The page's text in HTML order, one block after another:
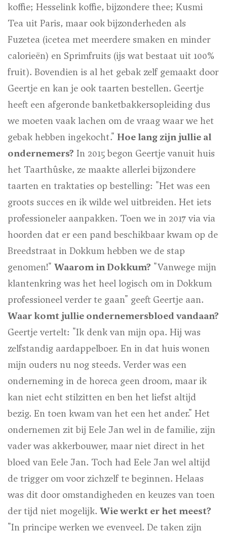
koffie; Hesselink koffie, bijzondere thee; Kusmi
Tea uit Paris, maar ook bijzonderheden als
Fuzetea (icetea met meerdere smaken en minder
calorieën) en Sprimfruits (ijs wat bestaat uit 100%
fruit). Bovendien is al het gebak zelf gemaakt door
Geertje en kan je ook taarten bestellen. Geertje
heeft een afgeronde banketbakkersopleiding dus
we moeten vaak lachen om de vraag waar we het
gebak hebben ingekocht." Hoe lang zijn jullie al
ondernemers? In 2015 begon Geertje vanuit huis
het Taarthûske, ze maakte allerlei bijzondere
taarten en traktaties op bestelling: "Het was een
groots succes en ik wilde wel uitbreiden. Het iets
professioneler aanpakken. Toen we in 2017 via via
hoorden dat er een pand beschikbaar kwam op de
Breedstraat in Dokkum hebben we de stap
genomen!" Waarom in Dokkum? "Vanwege mijn
klantenkring was het heel logisch om in Dokkum
professioneel verder te gaan" geeft Geertje aan.
Waar komt jullie ondernemersbloed vandaan?
Geertje vertelt: "Ik denk van mijn opa. Hij was
zelfstandig aardappelboer. En in dat huis wonen
mijn ouders nu nog steeds. Verder was een
onderneming in de horeca geen droom, maar ik
kan niet echt stilzitten en ben het liefst altijd
bezig. En toen kwam van het een het ander." Het
ondernemen zit bij Eele Jan wel in de familie, zijn
vader was akkerbouwer, maar niet direct in het
bloed van Eele Jan. Toch had Eele Jan wel altijd
de trigger om voor zichzelf te beginnen. Helaas
was dit door omstandigheden en keuzes van toen
der tijd niet mogelijk. Wie werkt er het meest?
"In principe werken we evenveel. De taken zijn